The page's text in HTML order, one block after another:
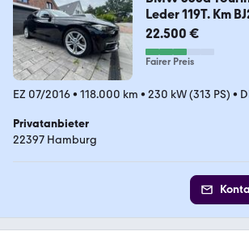
Leder 119T. Km
22.500 €
Fairer Preis
EZ 07/2016• 118.000 km • 230 kW (313 PS) •
Privatanbieter
22397 Hamburg